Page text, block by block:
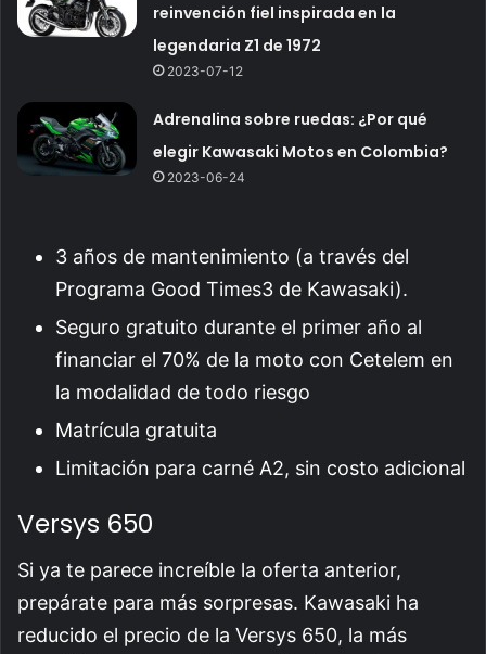
reinvención fiel inspirada en la
legendaria Z1 de 1972
2023-07-12
Adrenalina sobre ruedas: ¿Por qué
elegir Kawasaki Motos en Colombia?
2023-06-24
3 años de mantenimiento (a través del
Programa Good Times3 de Kawasaki).
Seguro gratuito durante el primer año al
financiar el 70% de la moto con Cetelem en
la modalidad de todo riesgo
Matrícula gratuita
Limitación para carné A2, sin costo adicional
Versys 650
Si ya te parece increíble la oferta anterior,
prepárate para más sorpresas. Kawasaki ha
reducido el precio de la Versys 650, la más